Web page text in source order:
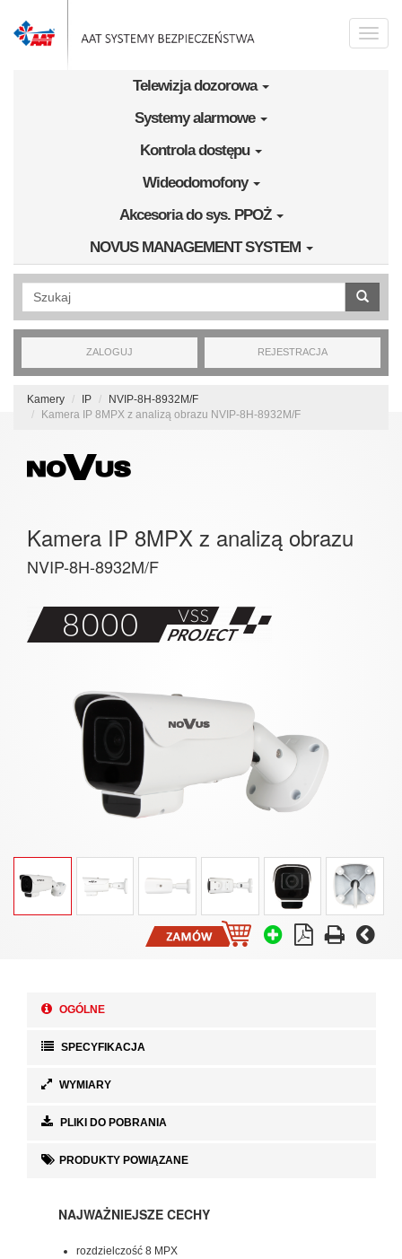
Toggle
Telewizja dozorowa
Systemy alarmowe
Kontrola dostępu
Wideodomofony
Akcesoria do sys. PPOŻ
NOVUS MANAGEMENT SYSTEM
Wyszukiwanie pełnotekstowe
ZALOGUJ REJESTRACJA
Kamery IP
NVIP-8H-8932M/F
Kamera IP 8MPX z analizą obrazu NVIP-8H-8932M/F
Kamera IP 8MPX z analizą obrazu
NVIP-8H-8932M/F
OGÓLNE
SPECYFIKACJA
WYMIARY
PLIKI DO POBRANIA
PRODUKTY POWIĄZANE
NAJWAŻNIEJSZE CECHY
rozdzielczość 8 MPX